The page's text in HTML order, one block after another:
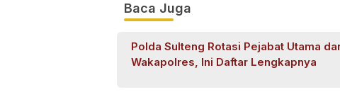
Baca Juga
Polda Sulteng Rotasi Pejabat Utama
Wakapolres, Ini Daftar Lengkapnya